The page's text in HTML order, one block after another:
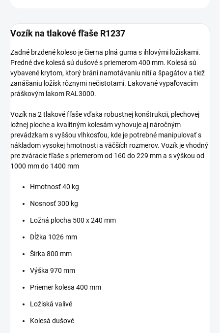
Vozík na tlakové fľaše R1237
Zadné brzdené koleso je čierna plná guma s ihlovými ložiskami.
Predné dve kolesá sú dušové s priemerom 400 mm. Kolesá sú
vybavené krytom, ktorý bráni namotávaniu nití a špagátov a tiež
zanášaniu ložísk rôznymi nečistotami. Lakované vypaľovacím
práškovým lakom RAL3000.
Vozík na 2 tlakové fľaše vďaka robustnej konštrukcii, plechovej
ložnej ploche a kvalitným kolesám vyhovuje aj náročným
prevádzkam s vyššou vlhkosťou, kde je potrebné manipulovať s
nákladom vysokej hmotnosti a väčších rozmerov. Vozík je vhodný
pre zváracie fľaše s priemerom od 160 do 229 mm a s výškou od
1000 mm do 1400 mm
Hmotnosť 40 kg
Nosnosť 300 kg
Ložná plocha 500 x 240 mm
Dĺžka 1026 mm
Šírka 800 mm
Výška 970 mm
Priemer kolesa 400 mm
Ložiská valivé
Kolesá dušové